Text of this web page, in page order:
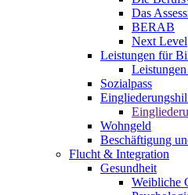
Das
BERAB
Next Level
Leistungen für
Sozialpass
Wohngeld
Beschäftigung
Flucht & Integration
Gesundheit
Weibliche